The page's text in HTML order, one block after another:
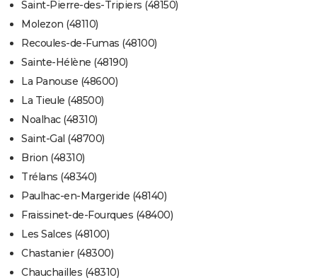
Saint-Pierre-des-Tripiers (48150)
Molezon (48110)
Recoules-de-Fumas (48100)
Sainte-Hélène (48190)
La Panouse (48600)
La Tieule (48500)
Noalhac (48310)
Saint-Gal (48700)
Brion (48310)
Trélans (48340)
Paulhac-en-Margeride (48140)
Fraissinet-de-Fourques (48400)
Les Salces (48100)
Chastanier (48300)
Chauchailles (48310)